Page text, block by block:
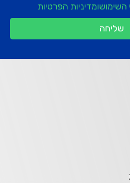
השימושומדיניות הפרטיות
שליחה